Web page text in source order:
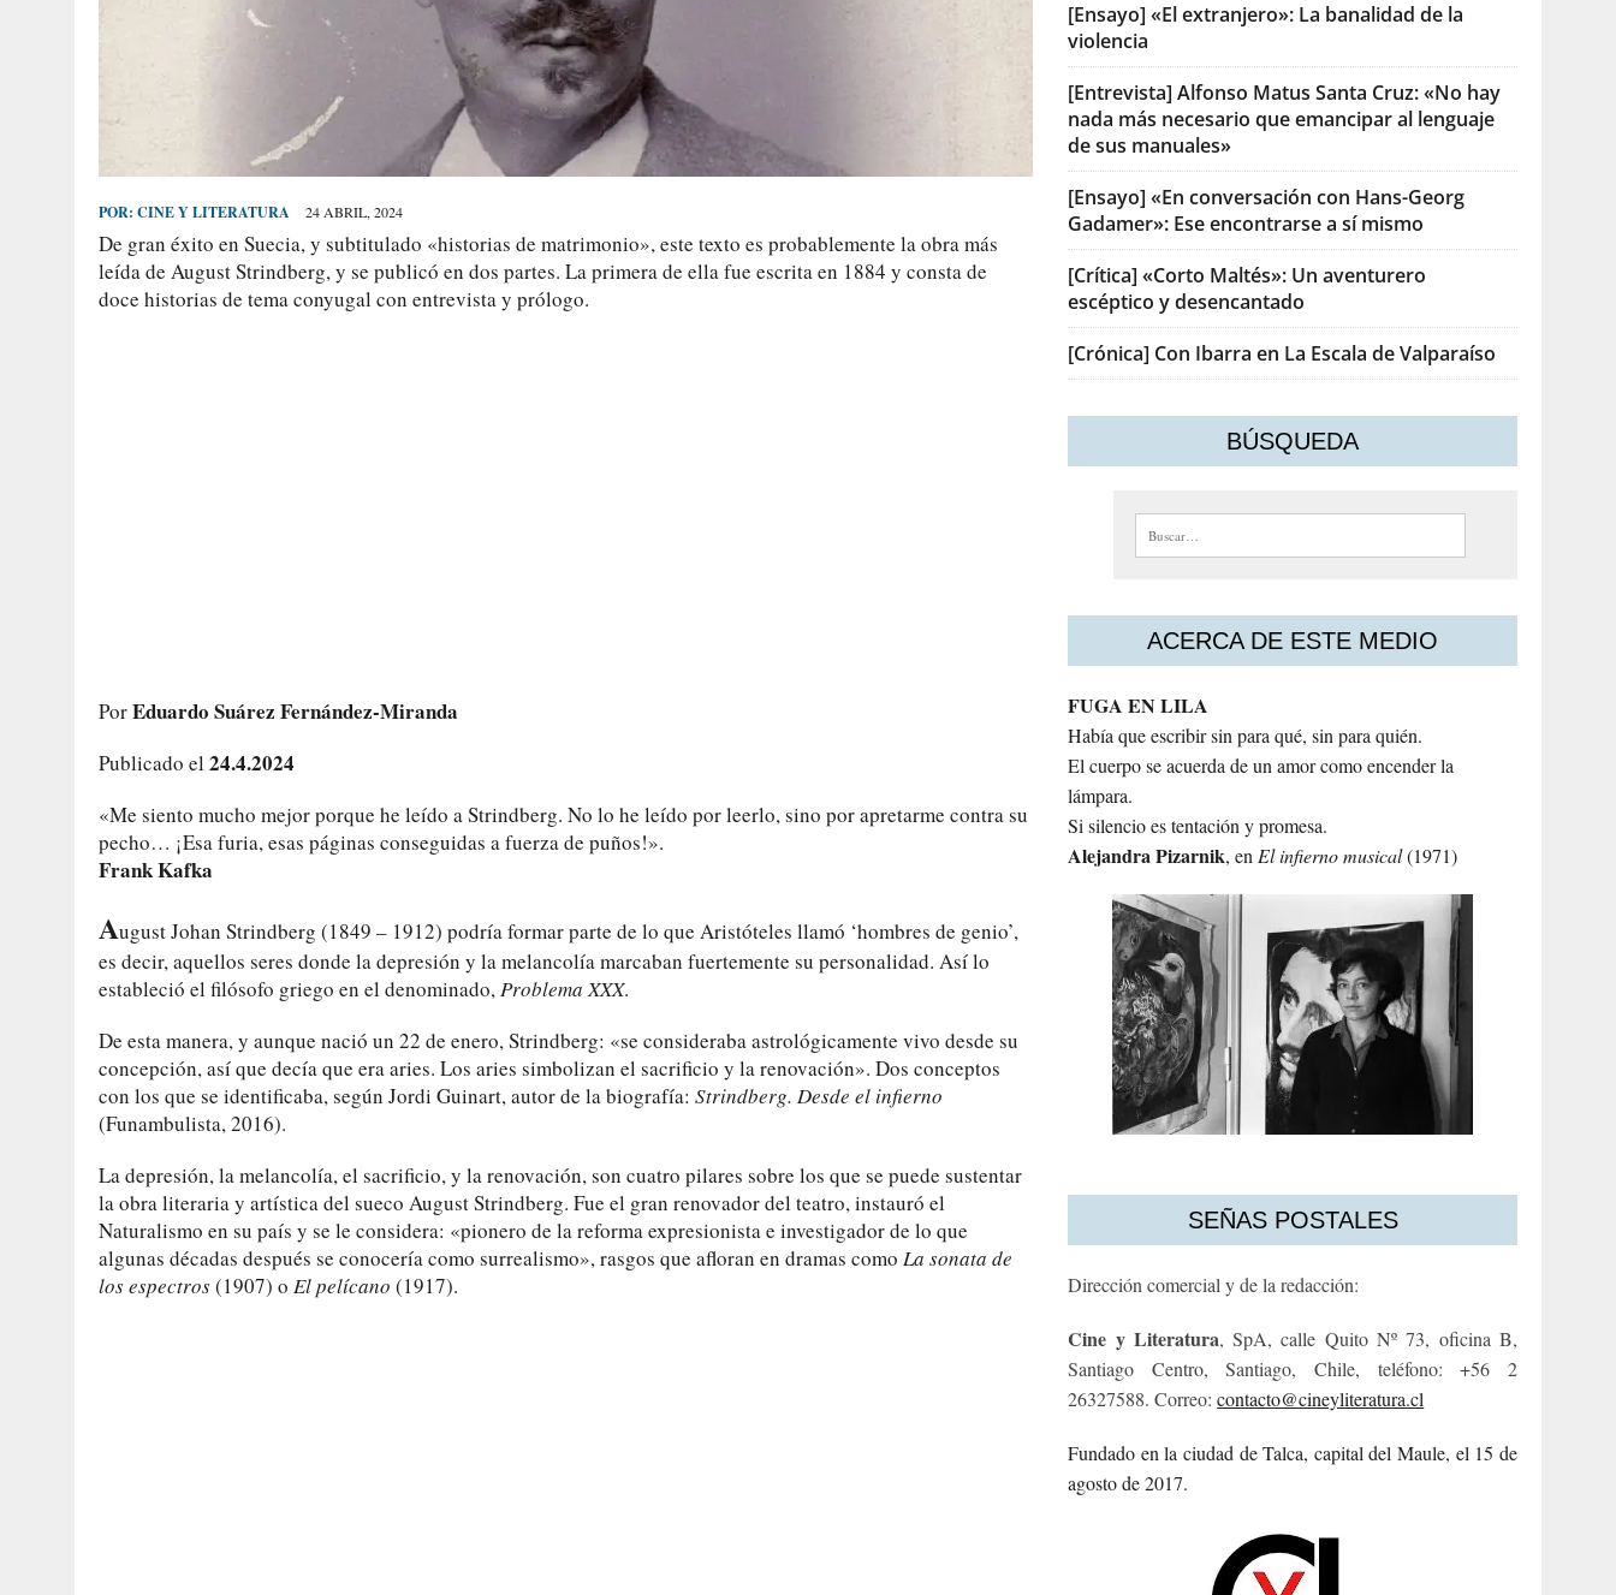
POR: CINE Y LITERATURA 24 ABRIL, 2024
De gran éxito en Suecia, y subtitulado «historias de matrimonio», este texto es probablemente la obra más
leída de August Strindberg, y se publicó en dos partes. La primera de ella fue escrita en 1884 y consta de
doce historias de tema conyugal con entrevista y prólogo.
PorEduardo Suárez Fernández-Miranda
Publicado el 24.4.2024
«Me siento mucho mejor porque he leído a Strindberg. No lo he leído por leerlo, sino por apretarme contra su
pecho… ¡Esa furia, esas páginas conseguidas a fuerza de puños!».
Frank Kafka
August Johan Strindberg (1849 – 1912) podría formar parte de lo que Aristóteles llamó ‘hombres de genio’,
es decir, aquellos seres donde la depresión y la melancolía marcaban fuertemente su personalidad. Así lo
estableció el filósofo griego en el denominado,Problema XXX.
De esta manera, y aunque nació un 22 de enero, Strindberg: «se consideraba astrológicamente vivo desde su
concepción, así que decía que era aries. Los aries simbolizan el sacrificio y la renovación». Dos conceptos
con los que se identificaba, según Jordi Guinart, autor de la biografía: Strindberg. Desde el infierno
(Funambulista, 2016).
La depresión, la melancolía, el sacrificio, y la renovación, son cuatro pilares sobre los que se puede sustentar
la obra literaria y artística del sueco August Strindberg. Fue el gran renovador del teatro, instauró el
Naturalismo en su país y se le considera: «pionero de la reforma expresionista e investigador de lo que
algunas décadas después se conocería como surrealismo», rasgos que afloran en dramas como La sonata de
los espectros(1907) o El pelícano (1917).
[Ensayo] «El extranjero»: La banalidad de la
violencia
[Entrevista] Alfonso Matus Santa Cruz: «No hay
nada más necesario que emancipar al lenguaje
de sus manuales»
[Ensayo] «En conversación con Hans-Georg
Gadamer»: Ese encontrarse a sí mismo
[Crítica] «Corto Maltés»: Un aventurero
escéptico y desencantado
[Crónica] Con Ibarra en La Escala de Valparaíso
BÚSQUEDA
Buscar:
ACERCA DE ESTE MEDIO
FUGA EN LILA
Había que escribir sin para qué, sin para quién.
El cuerpo se acuerda de un amor como encender la
lámpara.
Si silencio es tentación y promesa.
AlejandraPizarnik, enEl infierno musical(1971)
SEÑAS POSTALES
Dirección comercial y de la redacción:
Cine y Literatura, SpA, calle Quito Nº 73, oficina B,
Santiago Centro, Santiago, Chile, teléfono: +56 2
26327588. Correo:contacto@cineyliteratura.cl
Fundado en la ciudad de Talca, capital del Maule, el 15 de
agosto de 2017.